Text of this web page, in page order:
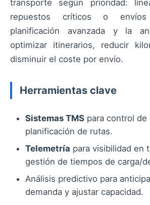
transporte según prioridad:
repuestos críticos o
planificación avanzada y la
optimizar itinerarios, reducir
disminuir el coste por envío.
Herramientas clave
Sistemas TMS para control de
planificación de rutas.
Telemetría para visibilidad en
gestión de tiempos de carga/
Análisis predictivo para
demanda y ajustar capacidad.